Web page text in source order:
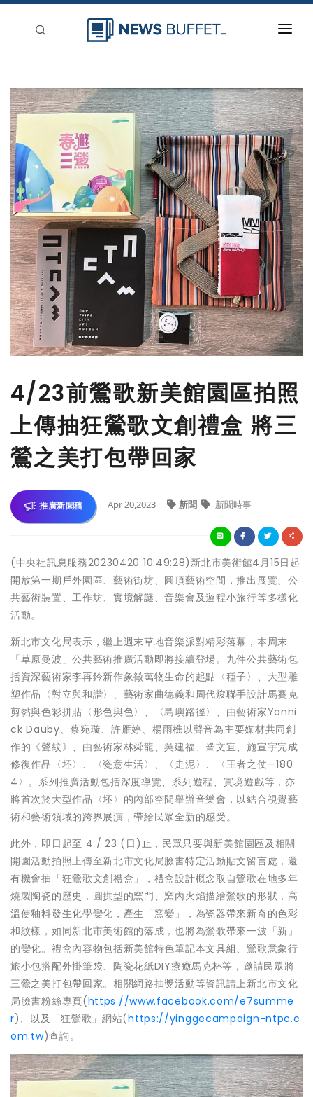
新聞稿分類
4/23前鶯歌新美館園區拍照
上傳抽狂鶯歌文創禮盒 將三
鶯之美打包帶回家
推廣新聞稿 Apr 20,2023 新聞 新聞時事
(中央社訊息服務20230420 10:49:28)新北市美術館4月15日起
開放第一期戶外園區、藝術街坊、圓頂藝術空間，推出展覽、公
共藝術裝置、工作坊、實境解謎、音樂會及遊程小旅行等多樣化
活動。
新北市文化局表示，繼上週末草地音樂派對精彩落幕，本周末
「草原曼波」公共藝術推廣活動即將接續登場。九件公共藝術包
括資深藝術家李再鈐新作象徵萬物生命的起點〈種子〉、大型雕
塑作品〈對立與和諧〉、藝術家曲德義和周代焌聯手設計馬賽克
剪黏與色彩拼貼〈形色與色〉、〈島嶼路徑〉、由藝術家Yanni
ck Dauby、蔡宛璇、許雁婷、楊雨樵以聲音為主要媒材共同創
作的《聲紋》、由藝術家林舜龍、吳建福、鞏文宜、施宣宇完成
修復作品〈坯〉、〈瓷意生活〉、〈走泥〉、〈王者之仗—180
4〉。系列推廣活動包括深度導覽、系列遊程、實境遊戲等，亦
將首次於大型作品〈坯〉的內部空間舉辦音樂會，以結合視覺藝
術和藝術領域的跨界展演，帶給民眾全新的感受。
此外，即日起至 4 / 23 (日)止，民眾只要與新美館園區及相關
開園活動拍照上傳至新北市文化局臉書特定活動貼文留言處，還
有機會抽「狂鶯歌文創禮盒」，禮盒設計概念取自鶯歌在地多年
燒製陶瓷的歷史，圓拱型的窯門、窯內火焰描繪鶯歌的形狀，高
溫使釉料發生化學變化，產生「窯變」，為瓷器帶來新奇的色彩
和紋樣，如同新北市美術館的落成，也將為鶯歌帶來一波「新」
的變化。禮盒內容物包括新美館特色筆記本文具組、鶯歌意象行
旅小包搭配外掛筆袋、陶瓷花紙DIY療癒馬克杯等，邀請民眾將
三鶯之美打包帶回家。相關網路抽獎活動等資訊請上新北市文化
局臉書粉絲專頁(https://www.facebook.com/e7summe
r)、以及「狂鶯歌」網站(https://yinggecampaign-ntpc.c
om.tw)查詢。